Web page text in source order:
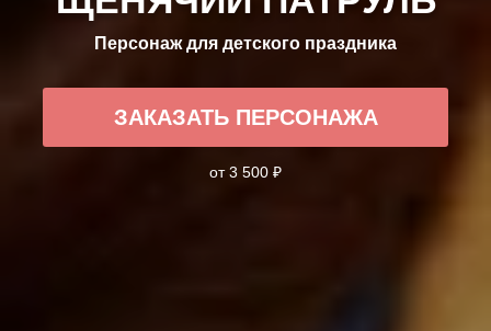
Персонаж для детского праздника
ЗАКАЗАТЬ ПЕРСОНАЖА
от 3 500 ₽